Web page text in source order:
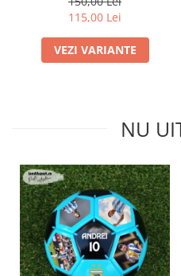
115,00 Lei
VEZI VARIANTE
NU